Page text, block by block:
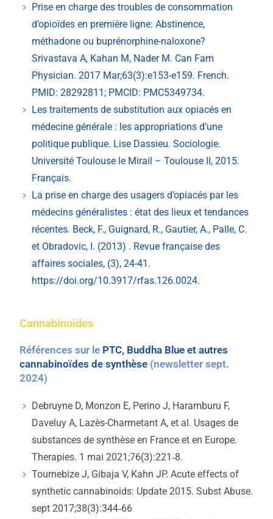
Prise en charge des troubles de consommation
d’opioïdes en première ligne: Abstinence,
méthadone ou buprénorphine-naloxone?
Srivastava A, Kahan M, Nader M. Can Fam
Physician. 2017 Mar;63(3):e153-e159. French.
PMID: 28292811; PMCID: PMC5349734.
Les traitements de substitution aux opiacés en
médecine générale : les appropriations d’une
politique publique. Lise Dassieu. Sociologie.
Université Toulouse le Mirail – Toulouse II, 2015.
Français.
La prise en charge des usagers d’opiacés par les
médecins généralistes : état des lieux et tendances
récentes. Beck, F., Guignard, R., Gautier, A., Palle, C.
et Obradovic, I. (2013) . Revue française des
affaires sociales, (3), 24-41.
https://doi.org/10.3917/rfas.126.0024.
Cannabinoïdes
Références sur le PTC, Buddha Blue et autres
cannabinoïdes de synthèse (newsletter sept.
2024)
Debruyne D, Monzon E, Perino J, Haramburu F,
Daveluy A, Lazès-Charmetant A, et al. Usages de
substances de synthèse en France et en Europe.
Therapies. 1 mai 2021;76(3):221‑8.
Tournebize J, Gibaja V, Kahn JP. Acute effects of
synthetic cannabinoids: Update 2015. Subst Abuse.
sept 2017;38(3):344‑66